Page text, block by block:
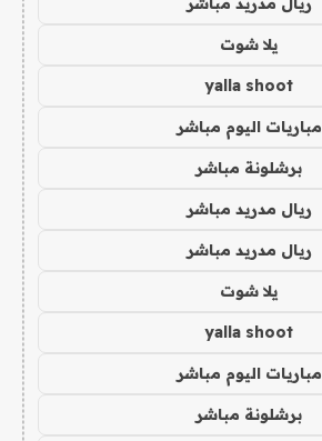
يلا شوت
yalla shoot
مباريات اليوم مباشر
برشلونة مباشر
ريال مدريد مباشر
ريال مدريد مباشر
يلا شوت
yalla shoot
مباريات اليوم مباشر
برشلونة مباشر